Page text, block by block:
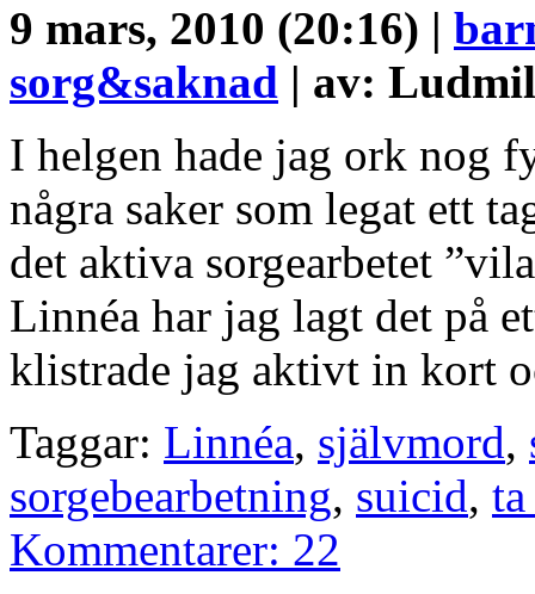
9 mars, 2010 (20:16) |
sorg&saknad | av:
I helgen hade jag ork nog
några saker som legat ett
det aktiva sorgearbetet
Linnéa har jag lagt det på
klistrade jag aktivt in kort
Taggar: Linnéa, självmord,
sorgebearbetning, suicid,
Kommentarer: 22